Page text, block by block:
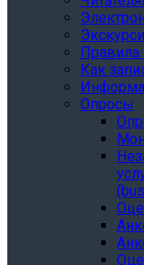
Правила
Как
Опросы